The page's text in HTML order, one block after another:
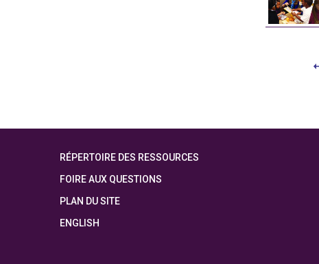
RÉPERTOIRE DES RESSOURCES
FOIRE AUX QUESTIONS
PLAN DU SITE
ENGLISH